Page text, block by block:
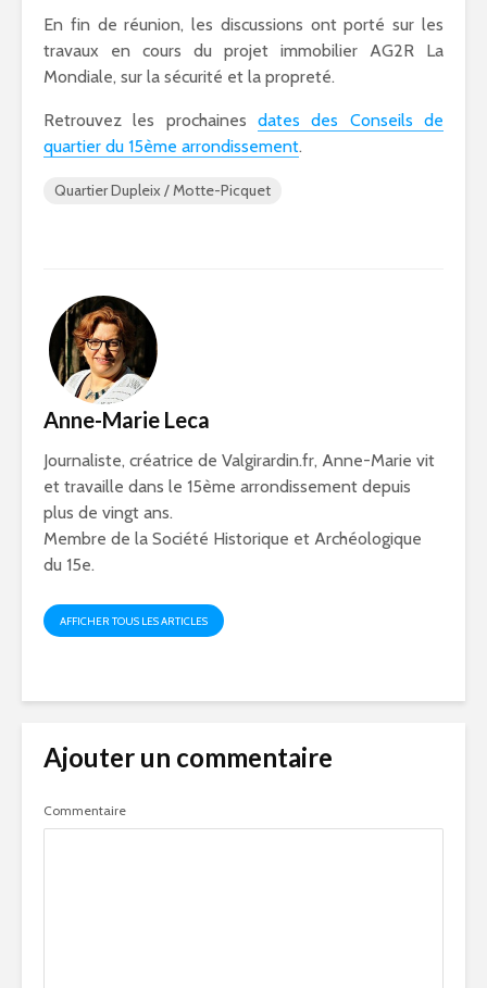
En fin de réunion, les discussions ont porté sur les
travaux en cours du projet immobilier AG2R La
Mondiale, sur la sécurité et la propreté.
Retrouvez les prochaines dates des Conseils de
quartier du 15ème arrondissement.
Quartier Dupleix / Motte-Picquet
Anne-Marie Leca
Journaliste, créatrice de Valgirardin.fr, Anne-Marie vit
et travaille dans le 15ème arrondissement depuis
plus de vingt ans.
Membre de la Société Historique et Archéologique
du 15e.
AFFICHER TOUS LES ARTICLES
Ajouter un commentaire
Commentaire